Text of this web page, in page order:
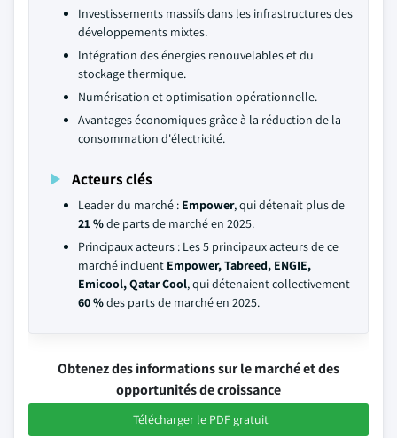
Investissements massifs dans les infrastructures des
développements mixtes.
Intégration des énergies renouvelables et du
stockage thermique.
Numérisation et optimisation opérationnelle.
Avantages économiques grâce à la réduction de la
consommation d'électricité.
Acteurs clés
Leader du marché : Empower, qui détenait plus de
21 %de parts de marché en 2025.
Principaux acteurs : Les 5 principaux acteurs de ce
marché incluent Empower, Tabreed, ENGIE,
Emicool, Qatar Cool, qui détenaient collectivement
60 %des parts de marché en 2025.
Obtenez des informations sur le marché et des
opportunités de croissance
Télécharger le PDF gratuit